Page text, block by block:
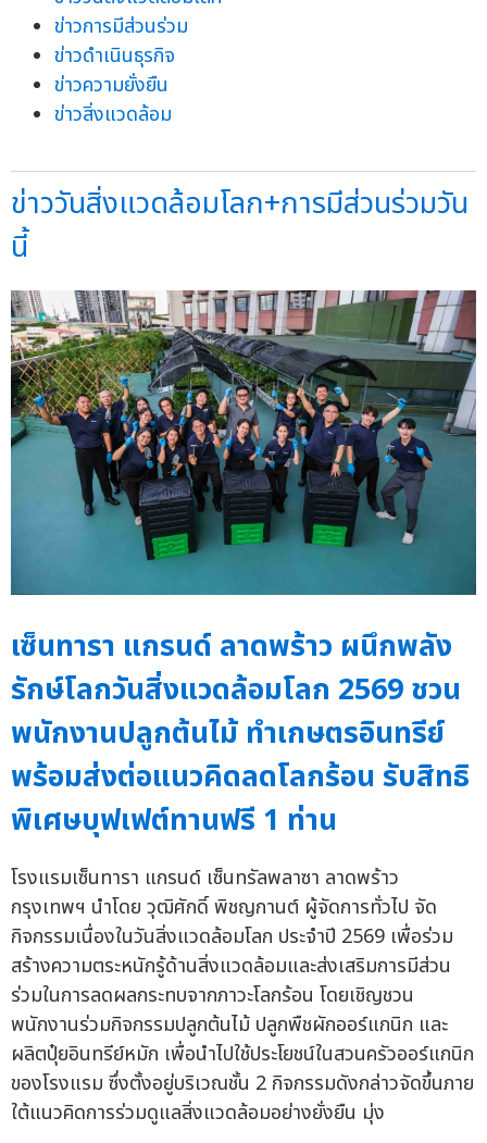
ข่าวการมีส่วนร่วม
ข่าวดำเนินธุรกิจ
ข่าวความยั่งยืน
ข่าวสิ่งแวดล้อม
ข่าววันสิ่งแวดล้อมโลก+การมีส่วนร่วมวัน
นี้
เซ็นทารา แกรนด์ ลาดพร้าว ผนึกพลัง
รักษ์โลกวันสิ่งแวดล้อมโลก 2569 ชวน
พนักงานปลูกต้นไม้ ทำเกษตรอินทรีย์
พร้อมส่งต่อแนวคิดลดโลกร้อน รับสิทธิ
พิเศษบุฟเฟต์ทานฟรี 1 ท่าน
โรงแรมเซ็นทารา แกรนด์ เซ็นทรัลพลาซา ลาดพร้าว
กรุงเทพฯ นำโดย วุฒิศักดิ์ พิชญกานต์ ผู้จัดการทั่วไป จัด
กิจกรรมเนื่องในวันสิ่งแวดล้อมโลก ประจำปี 2569 เพื่อร่วม
สร้างความตระหนักรู้ด้านสิ่งแวดล้อมและส่งเสริมการมีส่วน
ร่วมในการลดผลกระทบจากภาวะโลกร้อน โดยเชิญชวน
พนักงานร่วมกิจกรรมปลูกต้นไม้ ปลูกพืชผักออร์แกนิก และ
ผลิตปุ๋ยอินทรีย์หมัก เพื่อนำไปใช้ประโยชน์ในสวนครัวออร์แกนิก
ของโรงแรม ซึ่งตั้งอยู่บริเวณชั้น 2 กิจกรรมดังกล่าวจัดขึ้นภาย
ใต้แนวคิดการร่วมดูแลสิ่งแวดล้อมอย่างยั่งยืน มุ่ง